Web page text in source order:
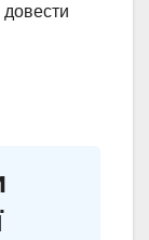
довести